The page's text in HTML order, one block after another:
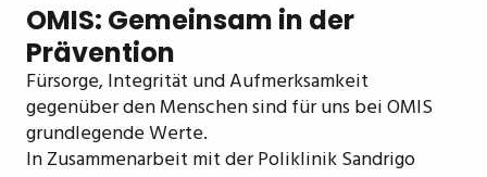
OMIS: Gemeinsam in der
Prävention
Fürsorge, Integrität und Aufmerksamkeit
gegenüber den Menschen sind für uns bei OMIS
grundlegende Werte.
In Zusammenarbeit mit der Poliklinik Sandrigo